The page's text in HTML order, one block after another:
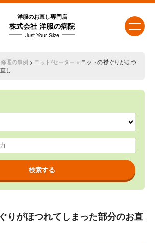
洋服のお直し専門店
株式会社 洋服の病院
Just Your Size
理の事例 > ニット/セーター > ニットの襟ぐりがほつ
し
りがほつれてしまった部分のお直